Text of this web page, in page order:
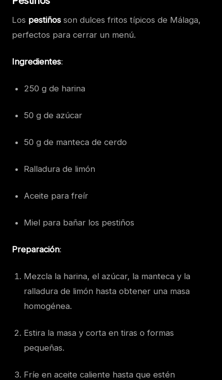
Los pestiños son dulces fritos típicos de Málaga,
perfectos para cerrar un menú.
Ingredientes:
250 g de harina
50 g de azúcar
50 g de manteca de cerdo
Ralladura de limón
Aceite para freír
Miel para bañar los pestiños
Preparación:
Mezcla la harina, el azúcar, la manteca y la
ralladura de limón hasta obtener una masa
homogénea.
Estira la masa y corta en tiras o formas
pequeñas.
Fríe en aceite caliente hasta que estén